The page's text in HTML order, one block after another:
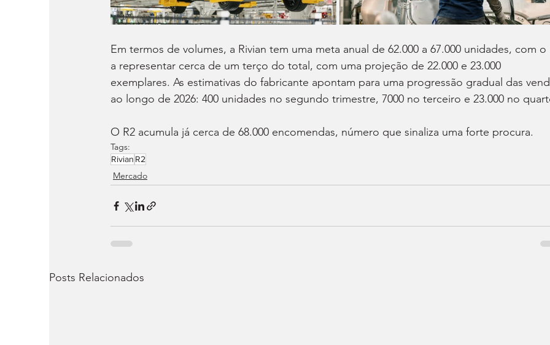
Em termos de volumes, a Rivian tem uma meta anual de 62.000 a 67.000 unidades, com
a representar cerca de um terço do total, com uma projeção de 22.000 e 23.000
exemplares. As estimativas do fabricante apontam para uma progressão gradual das
ao longo de 2026: 400 unidades no segundo trimestre, 7000 no terceiro e 23.000 no
O R2 acumula já cerca de 68.000 encomendas, número que sinaliza uma forte procura.
Tags:
Rivian R2
Mercado
Posts Relacionados